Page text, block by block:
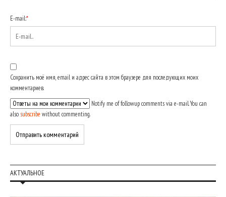
E-mail:*
Сохранить моё имя, email и адрес сайта в этом браузере для последующих моих
комментариев.
Notify me of followup comments via e-mail. You can
also subscribe without commenting.
АКТУАЛЬНОЕ